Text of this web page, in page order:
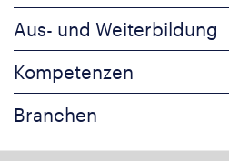
Aus- und Weiterbildung
Kompetenzen
Branchen